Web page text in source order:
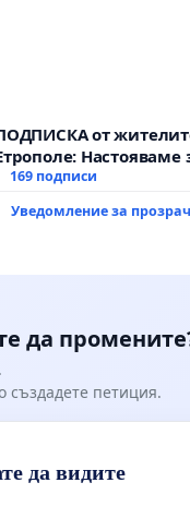
от
Настояваме
гаранции от
всички екологични
169 подписи
Уведомление за
да
създадете петиция.
да видите